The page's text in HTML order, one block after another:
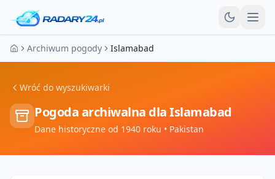
Strona główna
Archiwum pogody Islamabad
Wróć do wyszukiwarki
Pogoda archiwalna dlaIslamabad
Dane historyczne od 1940 roku • Pakistan